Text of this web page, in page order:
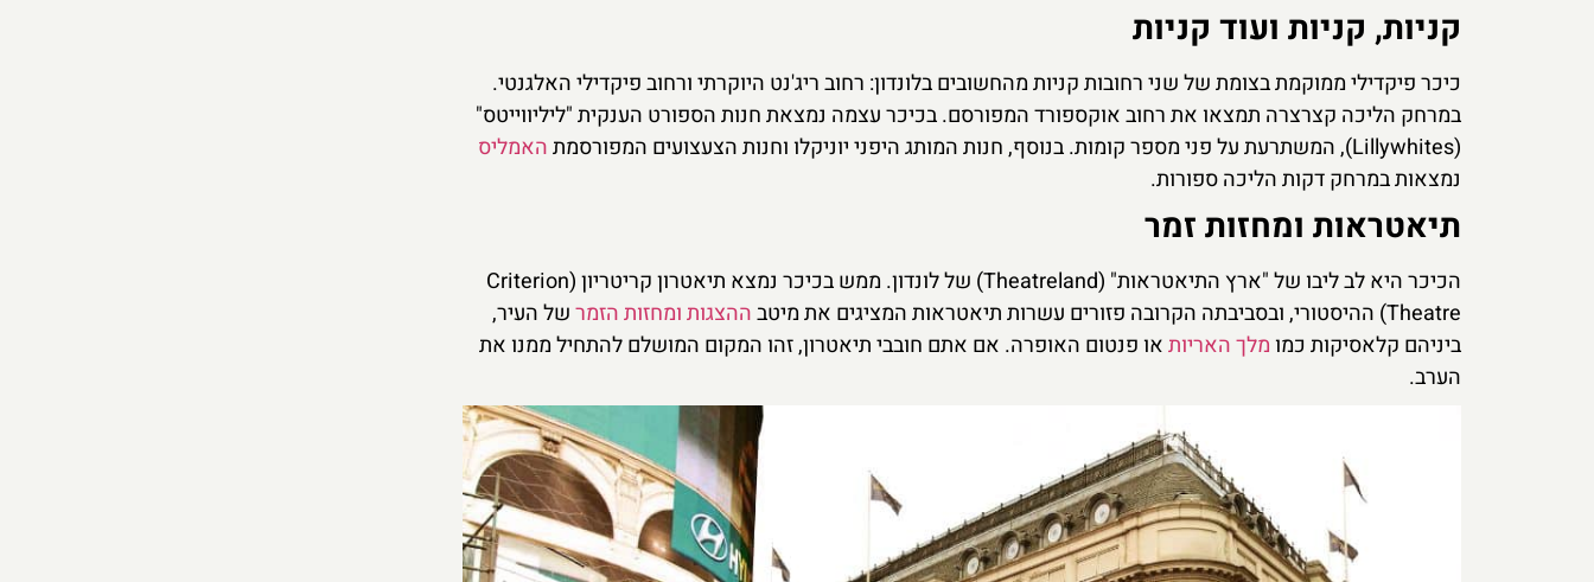
קניות, קניות ועוד קניות
כיכר פיקדילי ממוקמת בצומת של שני רחובות קניות מהחשובים בלונדון: רחוב ריג'נט היוקרתי ורחוב פיקדילי האלגנטי.
במרחק הליכה קצרצרה תמצאו את רחוב אוקספורד המפורסם. בכיכר עצמה נמצאת חנות הספורט הענקית "ליליווייטס"
(Lillywhites), המשתרעת על פני מספר קומות. בנוסף, חנות המותג היפני יוניקלו וחנות הצעצועים המפורסמת
האמליס
נמצאות במרחק דקות הליכה ספורות.
תיאטראות ומחזות זמר
הכיכר היא לב ליבו של "ארץ התיאטראות" (Theatreland) של לונדון. ממש בכיכר נמצא תיאטרון קריטריון (Criterion
Theatre) ההיסטורי, ובסביבתה הקרובה פזורים עשרות תיאטראות המציגים את מיטב
ההצגות ומחזות הזמרשל העיר,
ביניהם קלאסיקות כמומלך האריותאו פנטום האופרה. אם אתם חובבי תיאטרון, זהו המקום המושלם להתחיל ממנו את
הערב.